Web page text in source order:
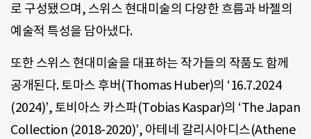
로 구성됐으며, 스위스 현대미술의 다양한 흐름과 바젤의
예술적 특성을 담아냈다.
또한 스위스 현대미술을 대표하는 작가들의 작품도 함께
공개된다. 토마스 후버(Thomas Huber)의 ‘16.7.2024
(2024)’, 토비아스 카스파(Tobias Kaspar)의 ‘The Japan
Collection (2018-2020)’, 아테네 갈리시아디스(Athene